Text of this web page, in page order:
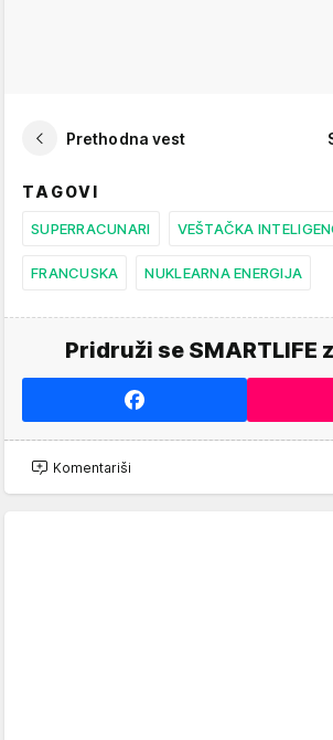
Prethodna vest
TAGOVI
SUPERRACUNARI VEŠTAČKA
FRANCUSKA NUKLEARNA ENERGIJA
Pridruži se SMARTLIFE
Komentariši